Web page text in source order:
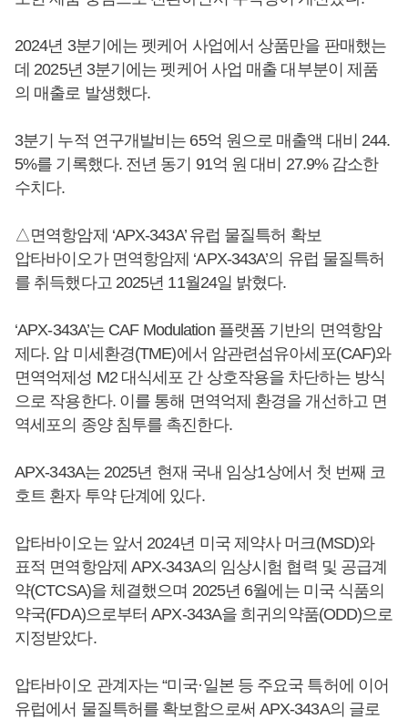
2024년 3분기에는 펫케어 사업에서 상품만을 판매했는
데 2025년 3분기에는 펫케어 사업 매출 대부분이 제품
의 매출로 발생했다.
3분기 누적 연구개발비는 65억 원으로 매출액 대비 244.
5%를 기록했다. 전년 동기 91억 원 대비 27.9% 감소한
수치다.
△면역항암제 ‘APX-343A’ 유럽 물질특허 확보
압타바이오가 면역항암제 ‘APX-343A’의 유럽 물질특허
를 취득했다고 2025년 11월24일 밝혔다.
‘APX-343A’는 CAF Modulation 플랫폼 기반의 면역항암
제다. 암 미세환경(TME)에서 암관련섬유아세포(CAF)와
면역억제성 M2 대식세포 간 상호작용을 차단하는 방식
으로 작용한다. 이를 통해 면역억제 환경을 개선하고 면
역세포의 종양 침투를 촉진한다.
APX-343A는 2025년 현재 국내 임상1상에서 첫 번째 코
호트 환자 투약 단계에 있다.
압타바이오는 앞서 2024년 미국 제약사 머크(MSD)와
표적 면역항암제 APX-343A의 임상시험 협력 및 공급계
약(CTCSA)을 체결했으며 2025년 6월에는 미국 식품의
약국(FDA)으로부터 APX-343A을 희귀의약품(ODD)으로
지정받았다.
압타바이오 관계자는 “미국·일본 등 주요국 특허에 이어
유럽에서 물질특허를 확보함으로써 APX-343A의 글로